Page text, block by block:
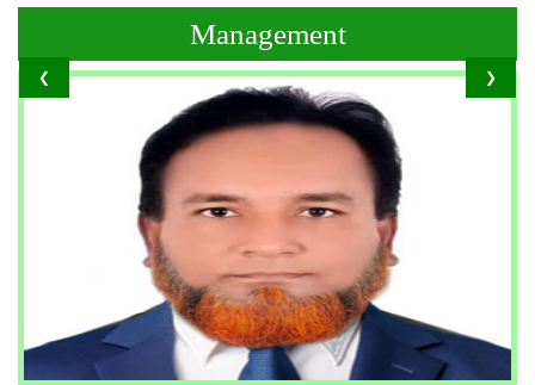
❮ ❯
Management